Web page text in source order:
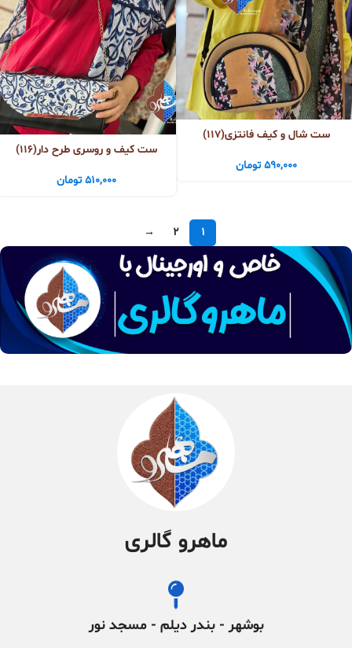
ست شال و کیف فانتزی(117)
590,000 تومان
ست کیف و روسری طرح دار(116)
510,000 تومان
1
2
→
ماهرو گالری
بوشهر - بندر دیلم - مسجد نور